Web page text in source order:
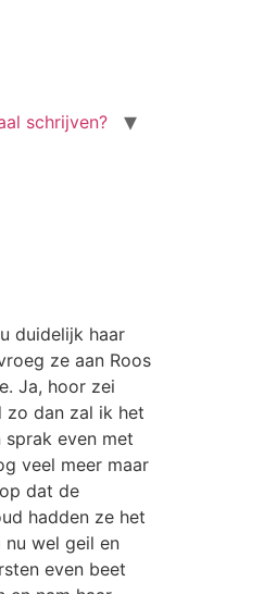
schrijven?
duidelijk haar
ze aan Roos
Ja, hoor zei
zo dan zal ik het
even met
veel meer maar
dat de
hadden ze het
wel geil en
even beet